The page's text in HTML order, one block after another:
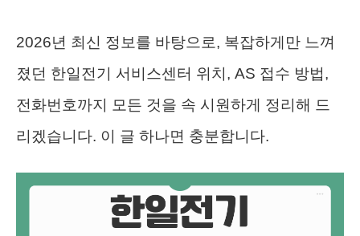
2026년 최신 정보를 바탕으로, 복잡하게만 느껴
졌던 한일전기 서비스센터 위치, AS 접수 방법,
전화번호까지 모든 것을 속 시원하게 정리해 드
리겠습니다. 이 글 하나면 충분합니다.